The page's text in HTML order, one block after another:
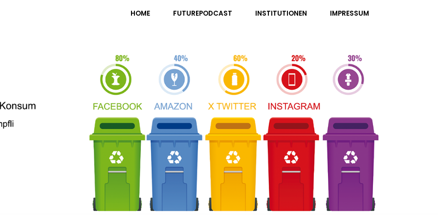
HOME FUTUREPODCAST INSTITUTIONEN IMPRESSUM